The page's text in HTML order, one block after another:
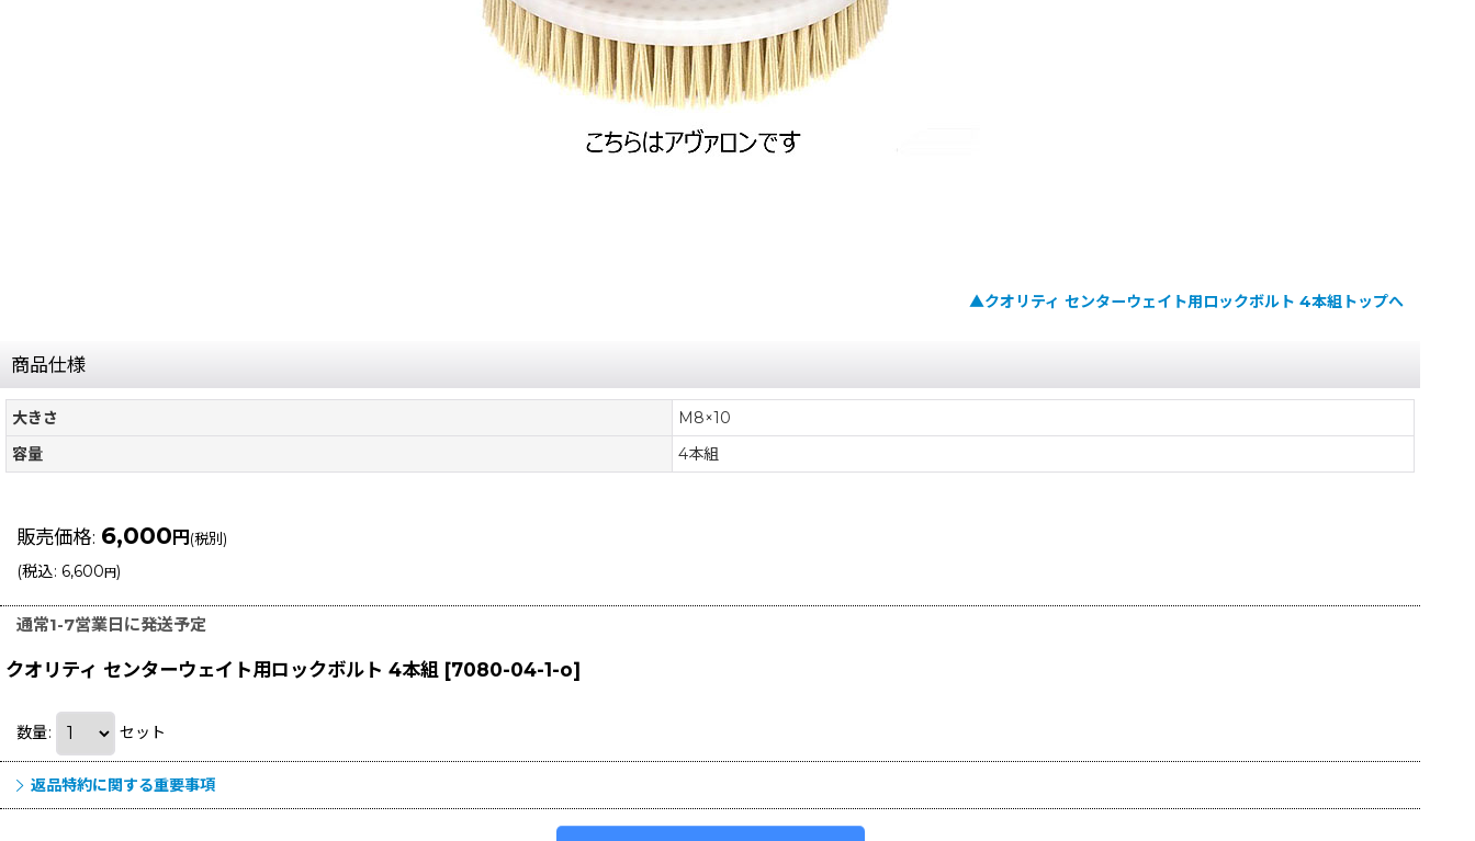
▲クオリティ センターウェイト用ロックボルト 4本組トップへ
商品仕様
大きさ
M8×10
容量
4本組
販売価格: 6,000円(税別)
(税込: 6,600円)
通常1-7営業日に発送予定
クオリティ センターウェイト用ロックボルト 4本組 [7080-04-1-o]
数量: セット
返品特約に関する重要事項